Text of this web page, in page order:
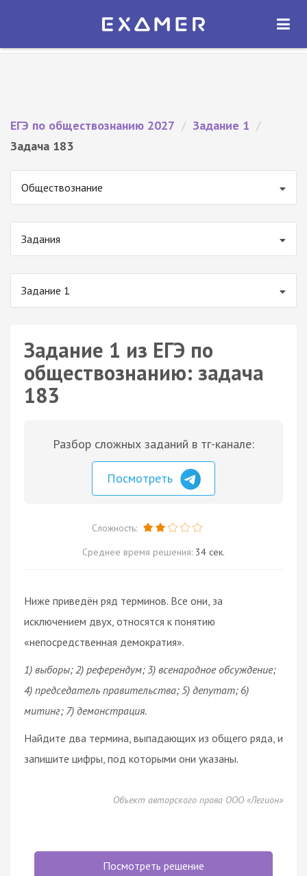
Экзамер — ЕГЭ 2027
ОТКРЫТЬ
ЕГЭ по обществознанию 2027 / Задание 1 /
Задача 183
Обществознание
Задания
Задание 1
Задание 1 из ЕГЭ по
обществознанию: задача
183
Разбор сложных заданий в тг-канале:
Посмотреть
Сложность:
Среднее время решения: 34 сек.
Ниже приведён ряд терминов. Все они, за
исключением двух, относятся к понятию
«непосредственная демократия».
1) выборы; 2) референдум; 3) всенародное обсуждение;
4) председатель правительства; 5) депутат; 6)
митинг; 7) демонстрация.
Найдите два термина, выпадающих из общего ряда, и
запишите цифры, под которыми они указаны.
Объект авторского права ООО «Легион»
Посмотреть решение